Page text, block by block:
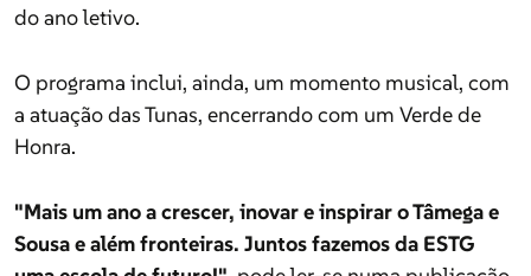
Motores
Consumidor
O programa inclui, ainda, um momento musical, com
Honra.
"Mais um ano a crescer, inovar e inspirar o Tâmega e
uma escola de futuro!", pode ler-se numa publicação
da escola.
do ano letivo.
O programa inclui, ainda, um momento musical, com
a atuação das Tunas, encerrando com um Verde de
Honra.
"Mais um ano a crescer, inovar e inspirar o Tâmega e
Sousa e além fronteiras. Juntos fazemos da ESTG